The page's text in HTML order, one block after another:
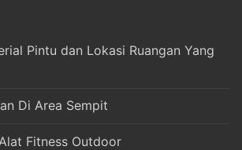
Pintu dan Lokasi Ruangan Yang
Di Area Sempit
Fitness Outdoor